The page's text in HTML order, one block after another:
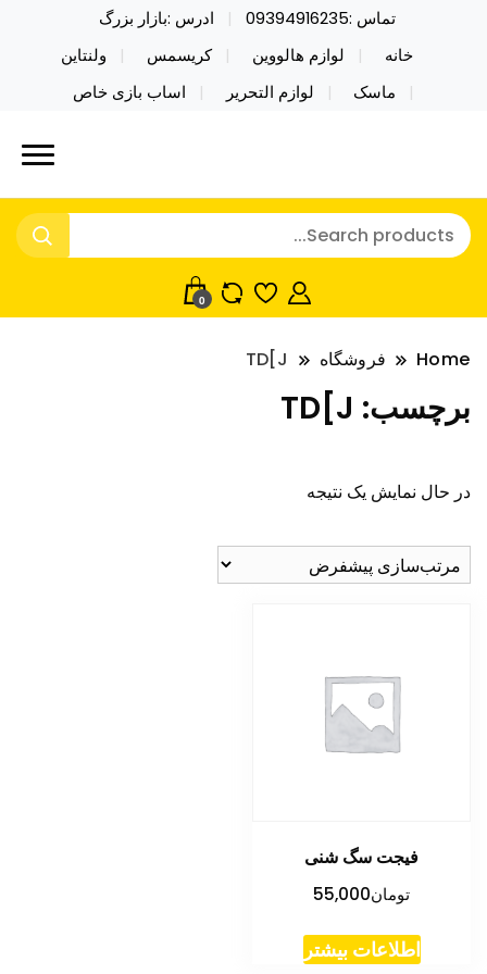
تماس :09394916235
ادرس :بازار بزرگ
خانه
لوازم هالووین کریسمس
ولنتاین
ماسک
لوازم التحریر اساب بازی خاص
نایکر توی فروش عمده لوازم هالووین
ولن تاین کادویی کریسمس اکسسوری
خرید محصولات خاص فیجت اسباب بازی تراول ماگ نایکر
توی فروش عمده لوازم هالووین ولن تاین کادویی
کریسمس اکسسوری ماسک در واردات مستقیم
0
Home فروشگاه TD[J
برچسب: TD[J
در حال نمایش یک نتیجه
فیجت سگ شنی
تومان55,000
اطلاعات بیشتر